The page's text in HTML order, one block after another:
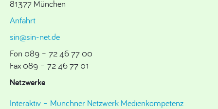
81377 München
Anfahrt
sin@sin-net.de
Fon 089 – 72 46 77 00
Fax 089 – 72 46 77 01
Netzwerke
Interaktiv – Münchner Netzwerk Medienkompetenz